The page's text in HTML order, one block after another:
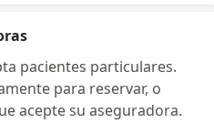
pacientes particulares.
para reservar, o
acepte su aseguradora.